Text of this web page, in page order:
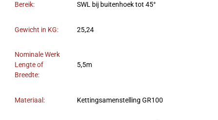
Bereik: SWL bij buitenhoek tot 45°
Gewicht in KG: 25,24
Nominale Werk
Lengte of
Breedte:
5,5m
Materiaal: Kettingsamenstelling GR100